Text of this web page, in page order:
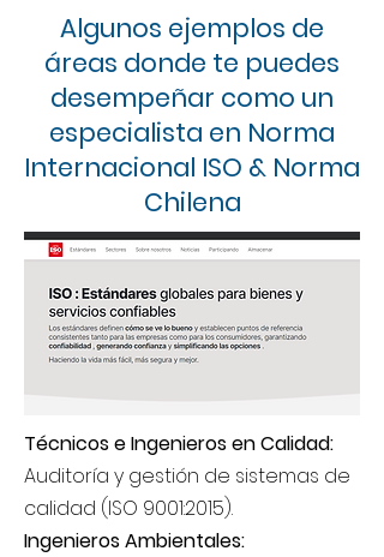
Algunos ejemplos de
áreas donde te puedes
desempeñar como un
especialista en Norma
Internacional ISO & Norma
Chilena
Técnicos e Ingenieros en Calidad:
Auditoría y gestión de sistemas de
calidad (ISO 9001:2015).
Ingenieros Ambientales: